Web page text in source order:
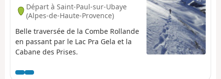
Départ à Saint-Paul-sur-Ubaye
(Alpes-de-Haute-Provence)
Belle traversée de la Combe Rollande
en passant par le Lac Pra Gela et la
Cabane des Prises.